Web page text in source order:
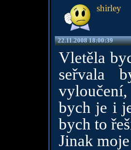
shirley
22.11.2008 18:00:39
Vletěla
seřvala
bych je i
bych to
Jinak